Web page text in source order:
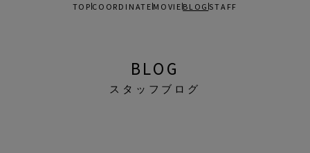
TOP COORDINATE MOVIE BLOG STAFF
BLOG
スタッフブログ